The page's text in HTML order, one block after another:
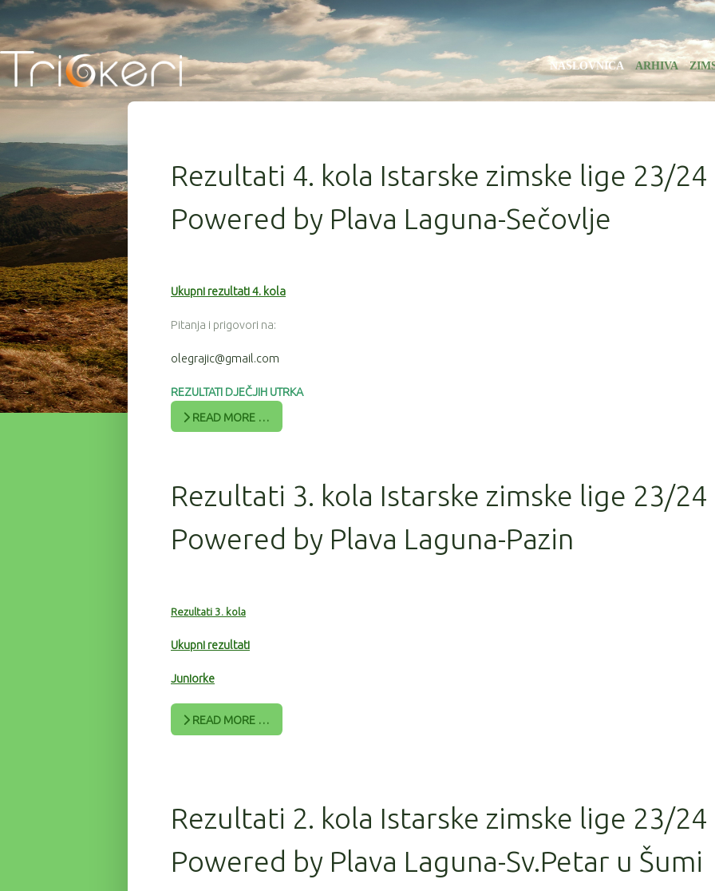
NASLOVNICA ARHIVA
Rezultati 4. kola Istarske zimske lige 23/24
Powered by Plava Laguna-Sečovlje
Ukupni rezultati 4. kola
Pitanja i prigovori na:
olegrajic@gmail.com
REZULTATI DJEČJIH UTRKA
READ MORE …
Rezultati 3. kola Istarske zimske lige 23/24
Powered by Plava Laguna-Pazin
Rezultati 3. kola
Ukupni rezultati
Juniorke
READ MORE …
Rezultati 2. kola Istarske zimske lige 23/24
Powered by Plava Laguna-Sv.Petar u Šumi